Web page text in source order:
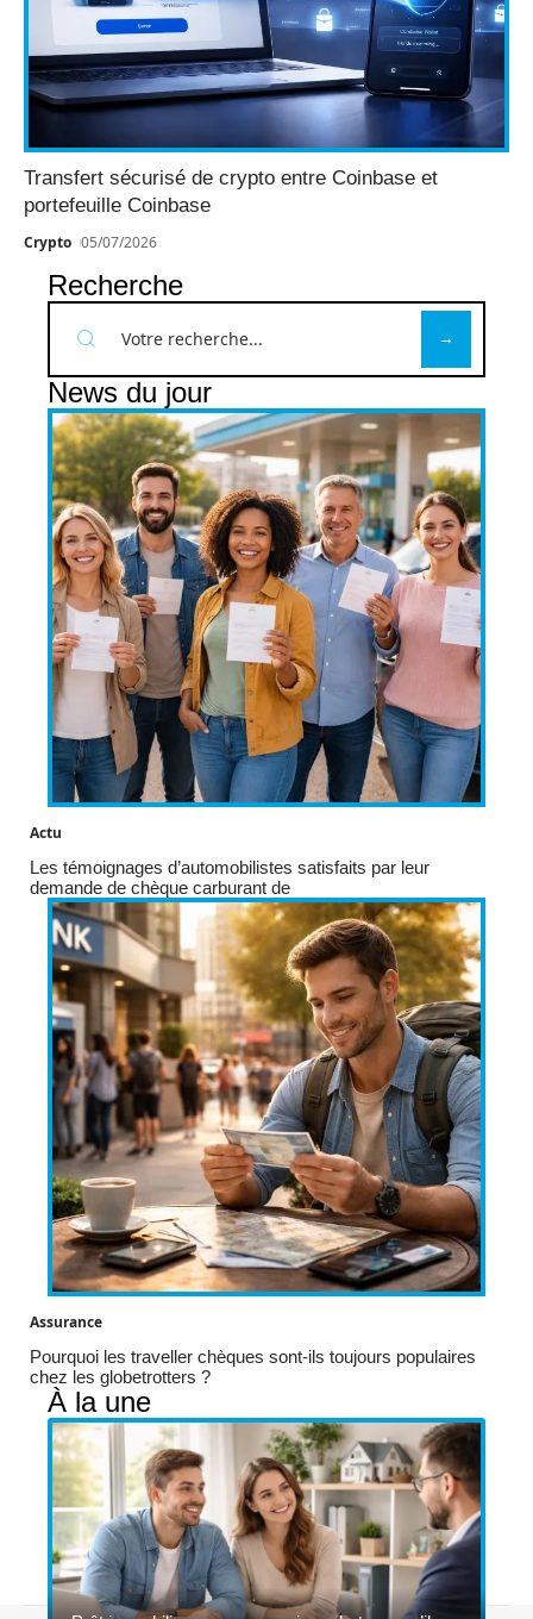
Transfert sécurisé de crypto entre Coinbase et
portefeuille Coinbase
Crypto 05/07/2026
Recherche
News du jour
Actu
Les témoignages d’automobilistes satisfaits par leur
demande de chèque carburant de
Assurance
Pourquoi les traveller chèques sont-ils toujours populaires
chez les globetrotters ?
À la une